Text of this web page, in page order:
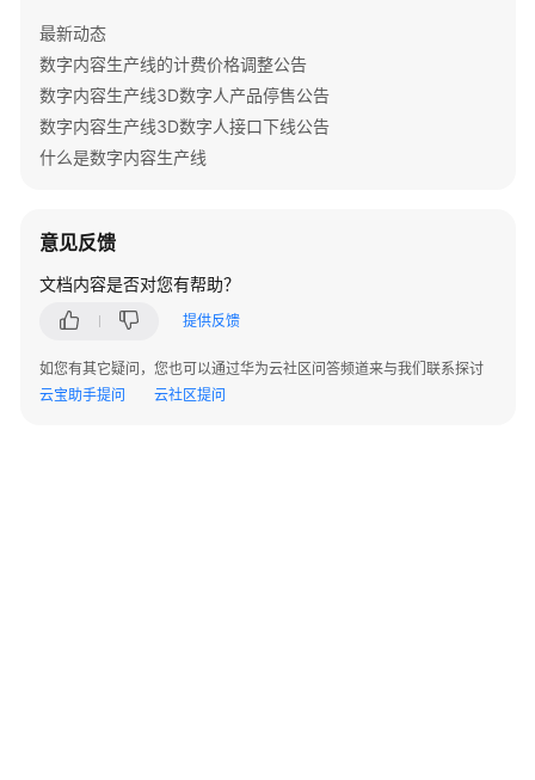
快
速
入
门
户
指
南
佳
实
最新动态
数字内容生产线的计费价格调整公告
数字内容生产线3D数字人产品停售公告
数字内容生产线3D数字人接口下线公告
什么是数字内容生产线
意见反馈
文档内容是否对您有帮助？
提供反馈
如您有其它疑问，您也可以通过华为云社区问答频道来与我们联系探讨
云宝助手提问
云社区提问